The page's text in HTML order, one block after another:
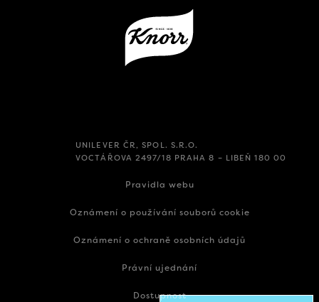
UNILEVER ČR, SPOL. S.R.O.
VOCTÁŘOVA 2497/18 PRAHA 8 – LIBEŇ 180 00
Pravidla webu
Oznámení o používání souborů cookie
Oznámení o ochraně osobních údajů
Právní ujednání
Dostupnost